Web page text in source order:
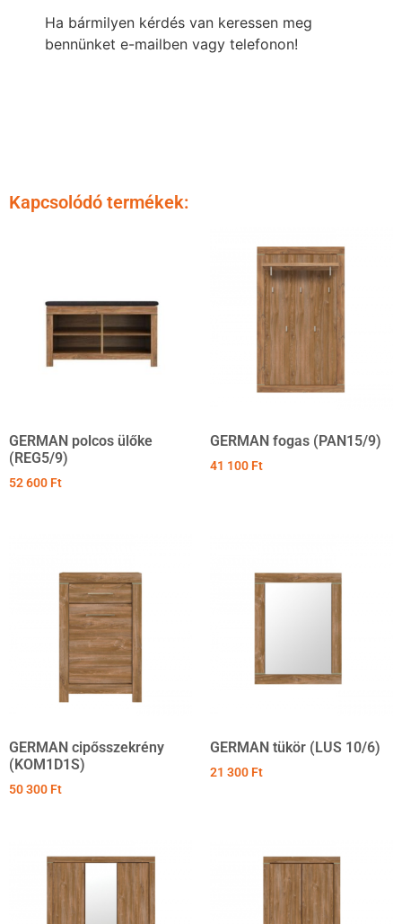
Ha bármilyen kérdés van keressen meg
bennünket e-mailben vagy telefonon!
Kapcsolódó termékek:
GERMAN polcos ülőke
(REG5/9)
52 600 Ft
GERMAN fogas (PAN15/9)
41 100 Ft
GERMAN cipősszekrény
(KOM1D1S)
50 300 Ft
GERMAN tükör (LUS 10/6)
21 300 Ft